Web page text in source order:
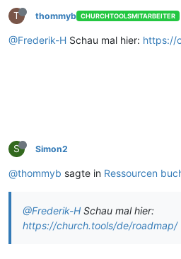
T thommyb CHURCHTOOLSMITARBEITER
@Frederik-H Schau mal hier: https://
S Simon2
@thommyb sagte in Ressourcen
@Frederik-H Schau mal hier:
https://church.tools/de/roadmap/